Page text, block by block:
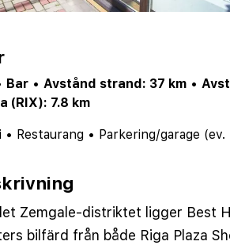
Bar • Avstånd strand: 37 km •
(RIX): 7.8 km
• Restaurang • Parkering/garage
Zemgale-distriktet ligger Best
bilfärd från både Riga Plaza